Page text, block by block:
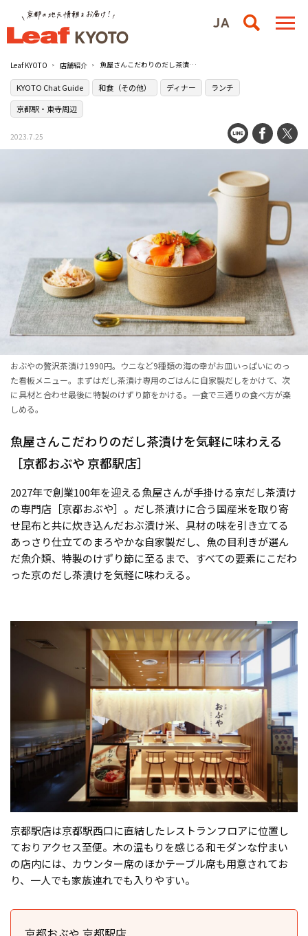
Leaf KYOTO 店舗紹介 魚屋さんこだわりのだし茶漬けを気軽に味わえる［京都おぶや 京都駅店］
KYOTO Chat Guide 和食（その他） ディナー
ランチ
京都駅・東寺周辺
2023.7.25
おぶやの贅沢茶漬け1990円。ウニなど9種類の海の幸がお皿いっぱいにのっ
た看板メニュー。まずはだし茶漬け専用のごはんに自家製だしをかけて、次
に具材と合わせ最後に特製のけずり節をかける。一食で三通りの食べ方が楽
しめる。
魚屋さんこだわりのだし茶漬けを気軽に味わえる
［京都おぶや 京都駅店］
2027年で創業100年を迎える魚屋さんが手掛ける京だし茶漬け
の専門店［京都おぶや］。だし茶漬けに合う国産米を取り寄
せ昆布と共に炊き込んだおぶ漬け米、具材の味を引き立てる
あっさり仕立てのまろやかな自家製だし、魚の目利きが選ん
だ魚介類、特製のけずり節に至るまで、すべての要素にこだわ
った京のだし茶漬けを気軽に味わえる。
京都駅店は京都駅西口に直結したレストランフロアに位置し
ておりアクセス至便。木の温もりを感じる和モダンな佇まい
の店内には、カウンター席のほかテーブル席も用意されてお
り、一人でも家族連れでも入りやすい。